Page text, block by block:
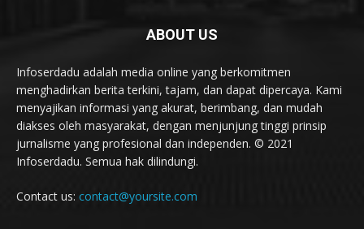
ABOUT US
Infoserdadu adalah media online yang berkomitmen
menghadirkan berita terkini, tajam, dan dapat dipercaya. Kami
menyajikan informasi yang akurat, berimbang, dan mudah
diakses oleh masyarakat, dengan menjunjung tinggi prinsip
jurnalisme yang profesional dan independen. © 2021
Infoserdadu. Semua hak dilindungi.
Contact us: contact@yoursite.com